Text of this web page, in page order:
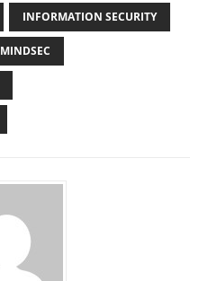
INFORMATION SECURITY
MINDSEC